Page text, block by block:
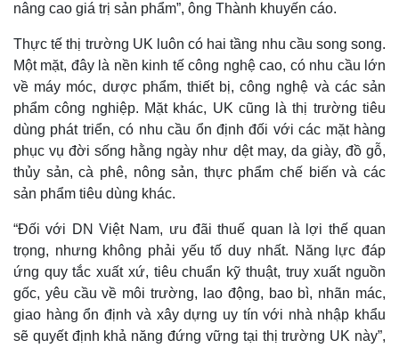
Kinh tế
Bất động sản
Khởi nghiệp
Thị trường
Giá vàng
Tiêu dùng
Tỷ giá
Chứng khoán
Giá cà phê
nâng cao giá trị sản phẩm”, ông Thành khuyến cáo.
Thực tế thị trường UK luôn có hai tầng nhu cầu song song.
Một mặt, đây là nền kinh tế công nghệ cao, có nhu cầu lớn
về máy móc, dược phẩm, thiết bị, công nghệ và các sản
phẩm công nghiệp. Mặt khác, UK cũng là thị trường tiêu
dùng phát triển, có nhu cầu ổn định đối với các mặt hàng
phục vụ đời sống hằng ngày như dệt may, da giày, đồ gỗ,
thủy sản, cà phê, nông sản, thực phẩm chế biến và các
sản phẩm tiêu dùng khác.
“Đối với DN Việt Nam, ưu đãi thuế quan là lợi thế quan
trọng, nhưng không phải yếu tố duy nhất. Năng lực đáp
ứng quy tắc xuất xứ, tiêu chuẩn kỹ thuật, truy xuất nguồn
gốc, yêu cầu về môi trường, lao động, bao bì, nhãn mác,
giao hàng ổn định và xây dựng uy tín với nhà nhập khẩu
sẽ quyết định khả năng đứng vững tại thị trường UK này”,